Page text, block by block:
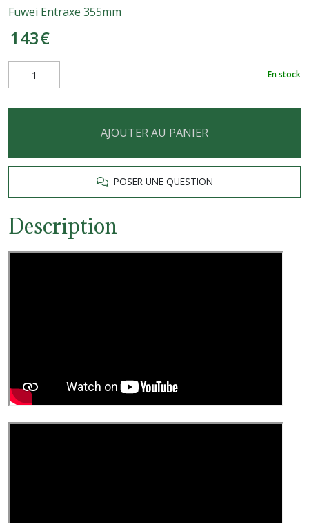
Fuwei Entraxe 355mm
143€
En stock
AJOUTER AU PANIER
POSER UNE QUESTION
Description